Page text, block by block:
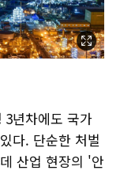
년차에도 국가
다. 단순한 처벌
산업 현장의 '안